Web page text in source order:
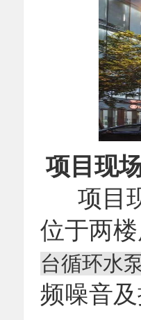
项目现
项目现
位于两
台循环水
频噪音